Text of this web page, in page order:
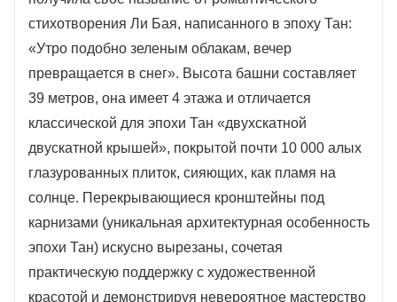
стихотворения Ли Бая, написанного в эпоху Тан:
«Утро подобно зеленым облакам, вечер
превращается в снег». Высота башни составляет
39 метров, она имеет 4 этажа и отличается
классической для эпохи Тан «двухскатной
двускатной крышей», покрытой почти 10 000 алых
глазурованных плиток, сияющих, как пламя на
солнце. Перекрывающиеся кронштейны под
карнизами (уникальная архитектурная особенность
эпохи Тан) искусно вырезаны, сочетая
практическую поддержку с художественной
красотой и демонстрируя невероятное мастерство